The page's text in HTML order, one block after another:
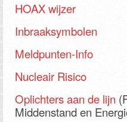
HOAX wijzer
Inbraaksymbolen
Meldpunten-Info
Nucleair Risico
Oplichters aan de lijn
Middenstand en